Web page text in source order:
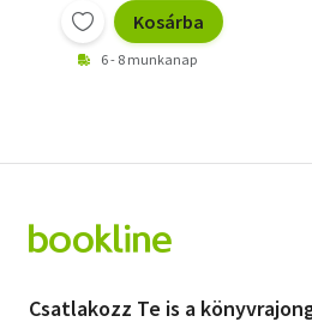
Kosárba
6 - 8 munkanap
Csatlakozz Te is a